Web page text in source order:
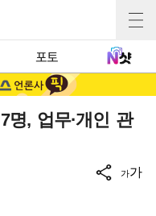
포토
, 업무·개인 관
가가